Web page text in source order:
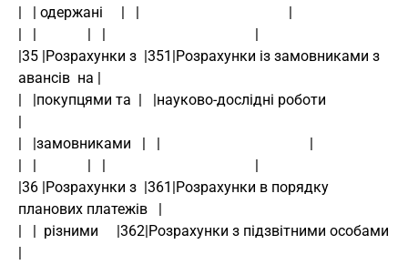
|   | одержані     |   |                                         |
|   |              |   |                                         |
|35 |Розрахунки з  |351|Розрахунки із замовниками з
авансів  на |
|   |покупцями та  |   |науково-дослідні роботи
|
|   |замовниками   |   |                                         |
|   |              |   |                                         |
|36 |Розрахунки з  |361|Розрахунки в порядку
планових платежів   |
|   |  різними     |362|Розрахунки з підзвітними особами
|